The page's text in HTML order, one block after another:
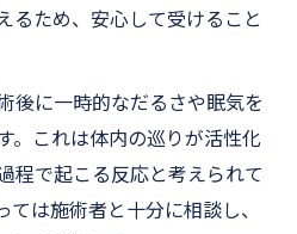
るため、安心して受けること
後に一時的なだるさや眠気を
。これは体内の巡りが活性化
程で起こる反応と考えられて
ては施術者と十分に相談し、